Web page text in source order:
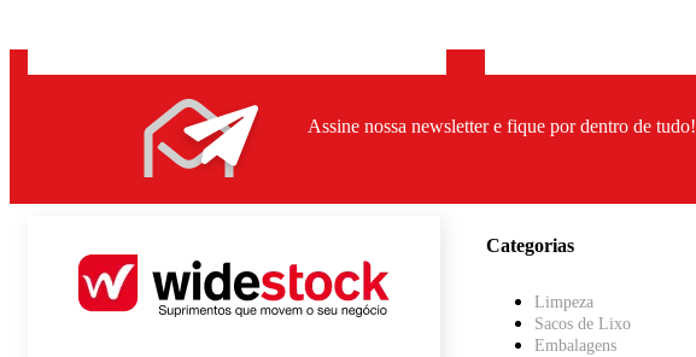
Assine nossa newsletter e fique por dentro de tudo!
Categorias
Limpeza
Sacos de Lixo
Embalagens